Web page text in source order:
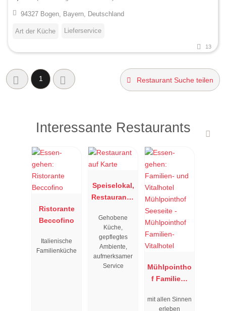
94327 Bogen, Bayern, Deutschland
Art der Küche Lieferservice
13
1 Restaurant Suche teilen
Interessante Restaurants
Ristorante
Beccofino
Italienische
Familienküche
Speiselokal,
Restaurant "
"
Gehobene
Küche,
gepflegtes
Ambiente,
aufmerksamer
Service
Mühlpointho
f Familien-
mit allen Sinnen
erleben